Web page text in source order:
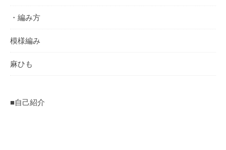
・編み方
模様編み
麻ひも
■自己紹介